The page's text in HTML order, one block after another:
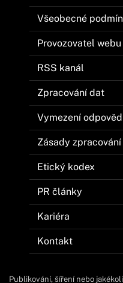
Všeobecné
Provozovatel webu
RSS kanál
Zpracování dat
Vymezení
Zásady
Etický kodex
PR články
Kariéra
Kontakt
Publikování, šíření nebo